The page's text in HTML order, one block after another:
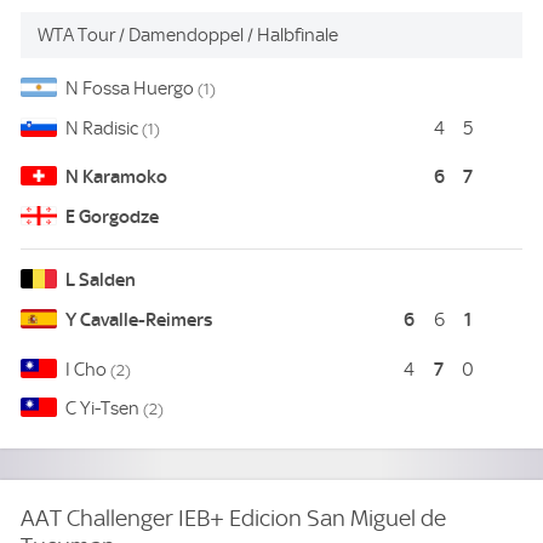
WTA Tour / Damendoppel / Halbfinale
Fossa Huergo (1)
Radisic (1)
Karamoko
Gorgodze
4
6
5
7
Salden
Cavalle-Reimers
Cho (2)
Yi-Tsen (2)
6
4
6
7
1
0
AAT Challenger IEB+ Edicion San Miguel de